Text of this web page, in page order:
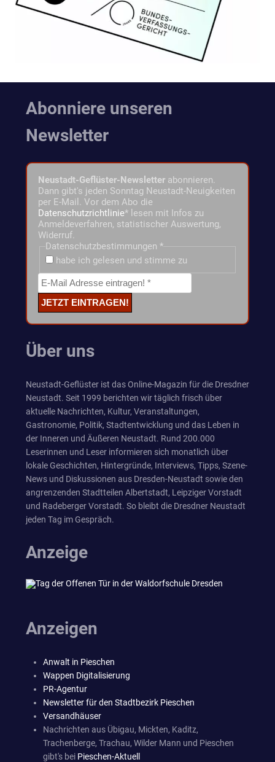
Abonniere unseren
Newsletter
Neustadt-Geflüster-Newsletter abonnieren.
Dann gibt's jeden Sonntag Neustadt-Neuigkeiten
per E-Mail. Vor dem Abo die
Datenschutzrichtlinie* lesen mit Infos zu
Anmeldeverfahren, statistischer Auswertung,
Widerruf.
Datenschutzbestimmungen *
habe ich gelesen und stimme zu
Über uns
Neustadt-Geflüster ist das Online-Magazin für die Dresdner
Neustadt. Seit 1999 berichten wir täglich frisch über
aktuelle Nachrichten, Kultur, Veranstaltungen,
Gastronomie, Politik, Stadtentwicklung und das Leben in
der Inneren und Äußeren Neustadt. Rund 200.000
Leserinnen und Leser informieren sich monatlich über
lokale Geschichten, Hintergründe, Interviews, Tipps, Szene-
News und Diskussionen aus Dresden-Neustadt sowie den
angrenzenden Stadtteilen Albertstadt, Leipziger Vorstadt
und Radeberger Vorstadt. So bleibt die Dresdner Neustadt
jeden Tag im Gespräch.
Anzeige
Anzeigen
Anwalt in Pieschen
Wappen Digitalisierung
PR-Agentur
Newsletter für den Stadtbezirk Pieschen
Versandhäuser
Nachrichten aus Übigau, Mickten, Kaditz,
Trachenberge, Trachau, Wilder Mann und Pieschen
gibt's bei Pieschen-Aktuell